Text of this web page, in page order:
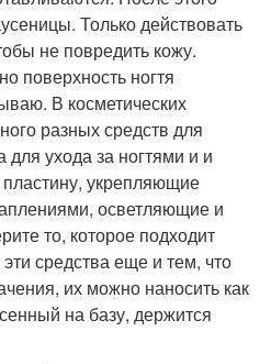
Только действовать
не повредить кожу.
поверхность ногтя
В косметических
разных средств для
для ухода за ногтями и и
укрепляющие
осветляющие и
то, которое подходит
средства еще и тем, что
их можно наносить как
на базу, держится